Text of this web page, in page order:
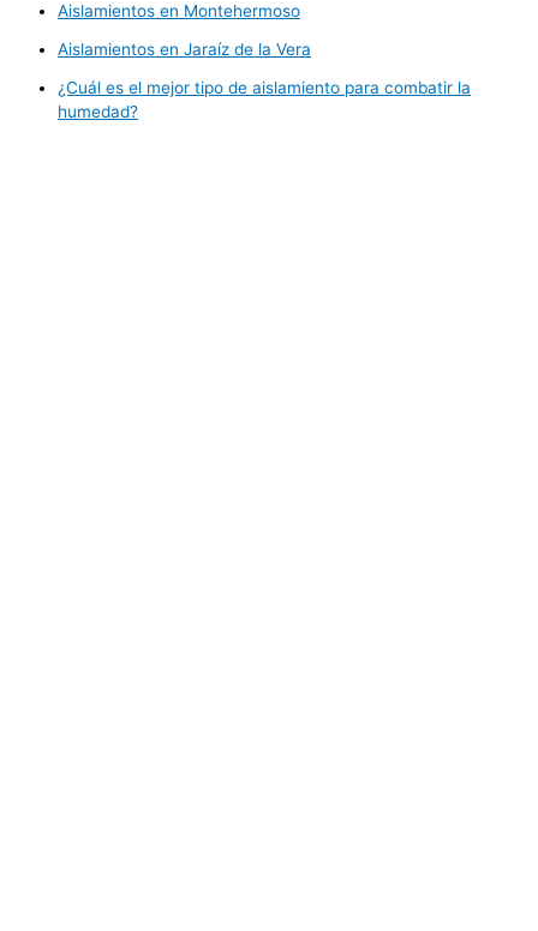
Aislamientos en Montehermoso
Aislamientos en Jaraíz de la Vera
¿Cuál es el mejor tipo de aislamiento para combatir la
humedad?